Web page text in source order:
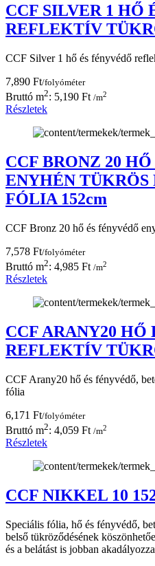
CCF SILVER 1 HŐ
REFLEKTÍV
CCF Silver 1 hő és fényvédő
7,890 Ft/folyóméter
Bruttó m2: 5,190 Ft /m2
Részletek
CCF BRONZ 20
ENYHÉN
FÓLIA 152cm
CCF Bronz 20 hő és fényvédő
7,578 Ft/folyóméter
Bruttó m2: 4,985 Ft /m2
Részletek
CCF ARANY20 HŐ
REFLEKTÍV
CCF Arany20 hő és fényvédő,
fólia
6,171 Ft/folyóméter
Bruttó m2: 4,059 Ft /m2
Részletek
CCF NIKKEL 10
Speciális fólia, hő és fényvédő,
belső tükröződésének
és a belátást is jobban